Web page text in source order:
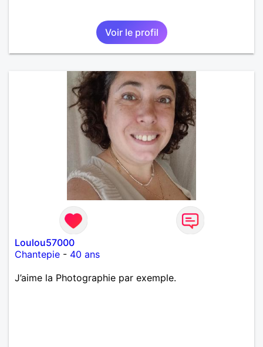
Voir le profil
Loulou57000
Chantepie - 40 ans
J’aime la Photographie par exemple.